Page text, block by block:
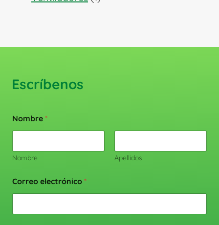
Escríbenos
Nombre *
Nombre Apellidos
Correo electrónico *